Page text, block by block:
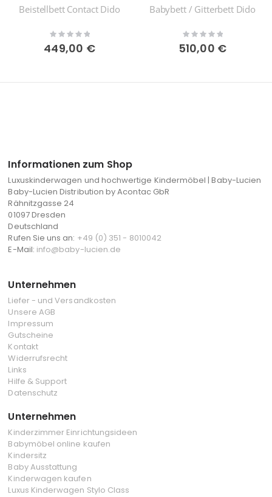
Beistellbett Contact Dido
Rating:
0%
449,00 €
Babybett / Gitterbett Dido
Rating:
0%
510,00 €
Informationen zum Shop
Luxuskinderwagen und hochwertige Kindermöbel | Baby-Lucien
Baby-Lucien Distribution by Acontac GbR
Rähnitzgasse 24
01097 Dresden
Deutschland
Rufen Sie uns an: +49 (0) 351 - 8010042
E-Mail: info@baby-lucien.de
Unternehmen
Liefer - und Versandkosten
Unsere AGB
Impressum
Gutscheine
Kontakt
Widerrufsrecht
Links
Hilfe & Support
Datenschutz
Unternehmen
Kinderzimmer Einrichtungsideen
Babymöbel online kaufen
Kindersitz
Baby Ausstattung
Kinderwagen kaufen
Luxus Kinderwagen Stylo Class